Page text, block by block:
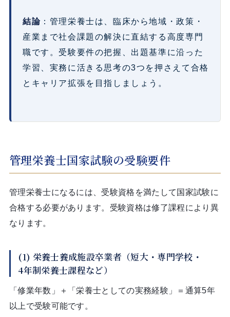
結論 ：管理栄養士は、臨床から地域・政策・
産業まで社会課題の解決に直結する高度専門
職です。受験要件の把握、出題基準に沿った
学習、実務に活きる思考の3つを押さえて合格
とキャリア拡張を目指しましょう。
管理栄養士国家試験の受験要件
管理栄養士になるには、受験資格を満たして国家試験に
合格する必要があります。受験資格は修了課程により異
なります。
(1) 栄養士養成施設卒業者（短大・専門学校・
4年制栄養士課程など）
「修業年数」＋「栄養士としての実務経験」＝通算5年
以上で受験可能です。